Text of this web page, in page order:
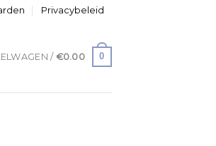
Privacybeleid
/€0.00 0